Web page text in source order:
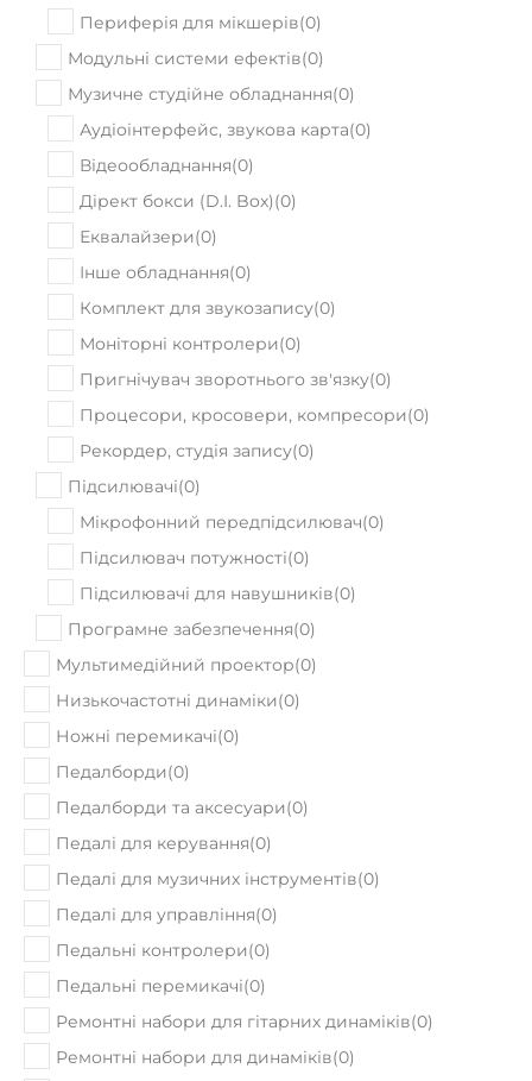
Периферія для мікшерів(0)
Модульні системи ефектів(0)
Музичне студійне обладнання(0)
Аудіоінтерфейс, звукова карта(0)
Відеообладнання(0)
Дірект бокси (D.I. Box)(0)
Еквалайзери(0)
Інше обладнання(0)
Комплект для звукозапису(0)
Моніторні контролери(0)
Пригнічувач зворотнього зв'язку(0)
Процесори, кросовери, компресори(0)
Рекордер, студія запису(0)
Підсилювачі(0)
Мікрофонний передпідсилювач(0)
Підсилювач потужності(0)
Підсилювачі для навушників(0)
Програмне забезпечення(0)
Мультимедійний проектор(0)
Низькочастотні динаміки(0)
Ножні перемикачі(0)
Педалборди(0)
Педалборди та аксесуари(0)
Педалі для керування(0)
Педалі для музичних інструментів(0)
Педалі для управління(0)
Педальні контролери(0)
Педальні перемикачі(0)
Ремонтні набори для гітарних динаміків(0)
Ремонтні набори для динаміків(0)